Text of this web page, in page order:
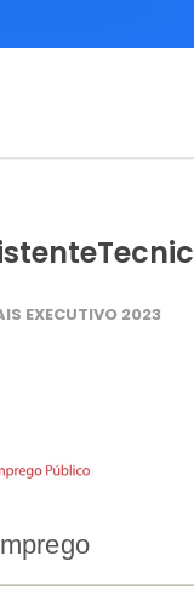
EXECUTIVO 2023